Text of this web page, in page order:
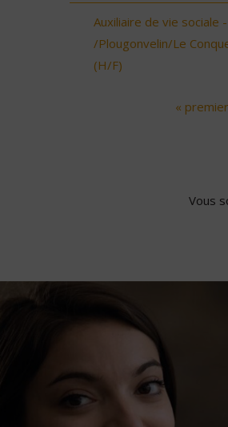
Auxiliaire de vie sociale
/Plougonvelin/Le
(H/F)
« premier
Vous